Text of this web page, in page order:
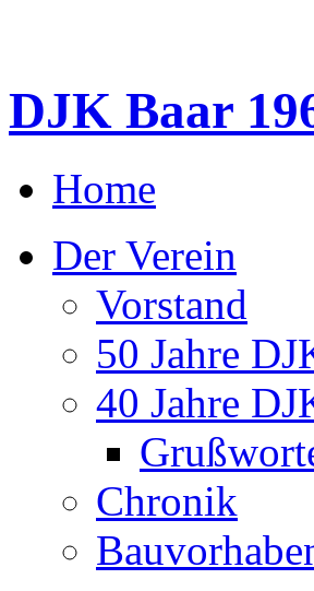
DJK Baar
Home
Der Verein
Vorstand
50 Jahre
40 Jahre
Chronik